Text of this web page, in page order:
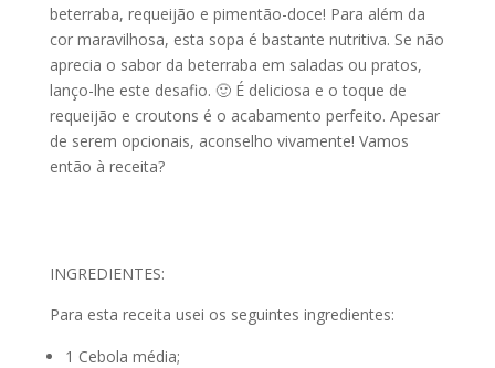
beterraba, requeijão e pimentão-doce! Para além da
cor maravilhosa, esta sopa é bastante nutritiva. Se não
aprecia o sabor da beterraba em saladas ou pratos,
lanço-lhe este desafio. 🙂 É deliciosa e o toque de
requeijão e croutons é o acabamento perfeito. Apesar
de serem opcionais, aconselho vivamente! Vamos
então à receita?
INGREDIENTES:
Para esta receita usei os seguintes ingredientes:
1 Cebola média;